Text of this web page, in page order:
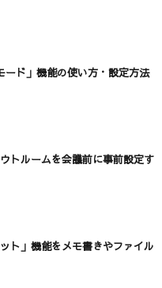
ド」機能の使い方・設定方法
トルームを会議前に事前設定す
ト」機能をメモ書きやファイル